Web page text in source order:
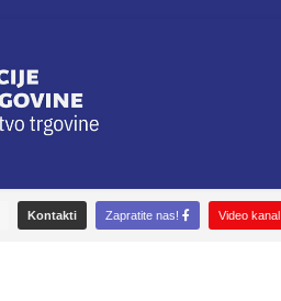
Kontakti Zapratite nas! Video kanal